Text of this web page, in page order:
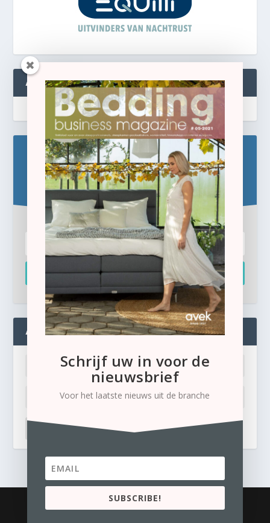
ABONNEREN
Blijf op de hoogte!
Schrijf u hier in voor de gratis e-newsletter.
Inschrijven
ADMIN
Ik ben mijn wachtwoord kwijt
Business Content Media
Schrijf uw in voor de
nieuwsbrief
Voor het laatste nieuws uit de branche
SUBSCRIBE!